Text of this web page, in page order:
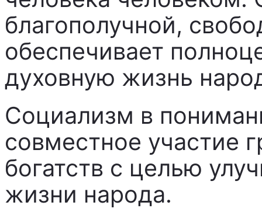
благополучной,
обеспечивает
духовную жизнь
Социализм в
совместное участие
богатств с целью
жизни народа.